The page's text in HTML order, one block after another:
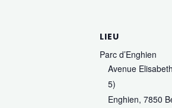
LIEU
Parc d’Enghien
Avenue
5)
Enghien, 7850